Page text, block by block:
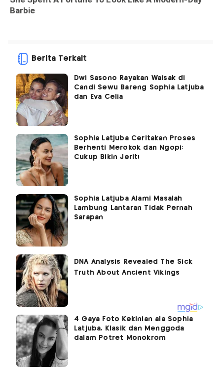
Berita Terkait
Dwi Sasono Rayakan Waisak di
Candi Sewu Bareng Sophia Latjuba
dan Eva Celia
Sophia Latjuba Ceritakan Proses
Berhenti Merokok dan Ngopi:
Cukup Bikin Jerit!
Sophia Latjuba Alami Masalah
Lambung Lantaran Tidak Pernah
Sarapan
4 Gaya Foto Kekinian ala Sophia
Latjuba, Klasik dan Menggoda
dalam Potret Monokrom